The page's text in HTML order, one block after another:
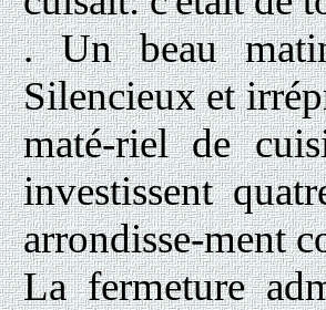
. Un beau
Silencieux et
maté-riel de
investissent
arrondisse-ment
La fermeture